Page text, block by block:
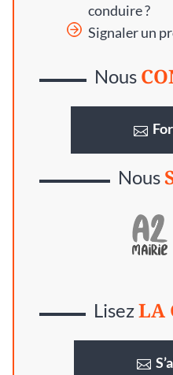
conduire ?
Signaler un
Nous
Nous
LisezLA